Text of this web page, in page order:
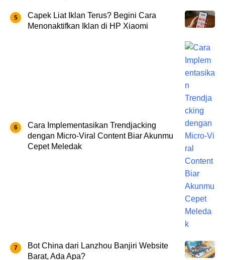
Capek Liat Iklan Terus? Begini Cara
Menonaktifkan Iklan di HP Xiaomi
Cara Implementasikan Trendjacking
dengan Micro‑Viral Content Biar Akunmu
Cepet Meledak
Bot China dari Lanzhou Banjiri Website
Barat, Ada Apa?